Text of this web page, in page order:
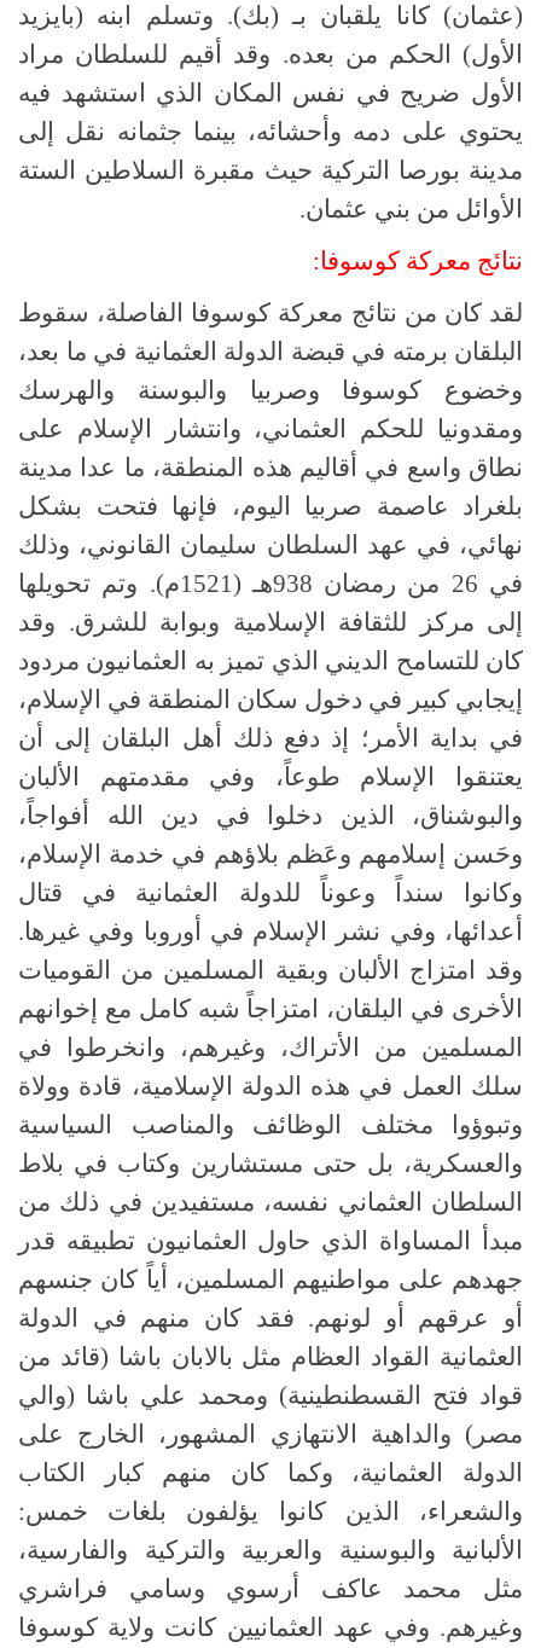
(عثمان) كانا يلقبان بـ (بك). وتسلم ابنه (بايزيد
الأول) الحكم من بعده. وقد أقيم للسلطان مراد
الأول ضريح في نفس المكان الذي استشهد فيه
يحتوي على دمه وأحشائه، بينما جثمانه نقل إلى
مدينة بورصا التركية حيث مقبرة السلاطين الستة
الأوائل من بني عثمان.
نتائج معركة كوسوفا:
لقد كان من نتائج معركة كوسوفا الفاصلة، سقوط
البلقان برمته في قبضة الدولة العثمانية في ما بعد،
وخضوع كوسوفا وصربيا والبوسنة والهرسك
ومقدونيا للحكم العثماني، وانتشار الإسلام على
نطاق واسع في أقاليم هذه المنطقة، ما عدا مدينة
بلغراد عاصمة صربيا اليوم، فإنها فتحت بشكل
نهائي، في عهد السلطان سليمان القانوني، وذلك
في 26 من رمضان 938هـ (1521م). وتم تحويلها
إلى مركز للثقافة الإسلامية وبوابة للشرق. وقد
كان للتسامح الديني الذي تميز به العثمانيون مردود
إيجابي كبير في دخول سكان المنطقة في الإسلام،
في بداية الأمر؛ إذ دفع ذلك أهل البلقان إلى أن
يعتنقوا الإسلام طوعاً، وفي مقدمتهم الألبان
والبوشناق، الذين دخلوا في دين الله أفواجاً،
وحَسن إسلامهم وعَظم بلاؤهم في خدمة الإسلام،
وكانوا سنداً وعوناً للدولة العثمانية في قتال
أعدائها، وفي نشر الإسلام في أوروبا وفي غيرها.
وقد امتزاج الألبان وبقية المسلمين من القوميات
الأخرى في البلقان، امتزاجاً شبه كامل مع إخوانهم
المسلمين من الأتراك، وغيرهم، وانخرطوا في
سلك العمل في هذه الدولة الإسلامية، قادة وولاة
وتبوؤوا مختلف الوظائف والمناصب السياسية
والعسكرية، بل حتى مستشارين وكتاب في بلاط
السلطان العثماني نفسه، مستفيدين في ذلك من
مبدأ المساواة الذي حاول العثمانيون تطبيقه قدر
جهدهم على مواطنيهم المسلمين، أياً كان جنسهم
أو عرقهم أو لونهم. فقد كان منهم في الدولة
العثمانية القواد العظام مثل بالابان باشا (قائد من
قواد فتح القسطنطينية) ومحمد علي باشا (والي
مصر) والداهية الانتهازي المشهور، الخارج على
الدولة العثمانية، وكما كان منهم كبار الكتاب
والشعراء، الذين كانوا يؤلفون بلغات خمس:
الألبانية والبوسنية والعربية والتركية والفارسية،
مثل محمد عاكف أرسوي وسامي فراشري
وغيرهم. وفي عهد العثمانيين كانت ولاية كوسوفا